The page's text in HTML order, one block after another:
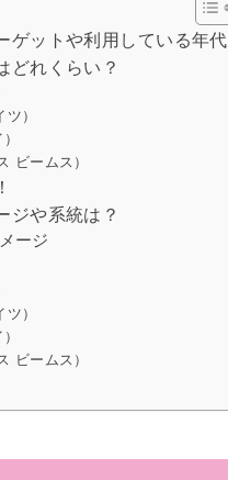
ゲットや利用している年代
どれくらい？
）
ビームス）
ジや系統は？
ージ
）
ビームス）